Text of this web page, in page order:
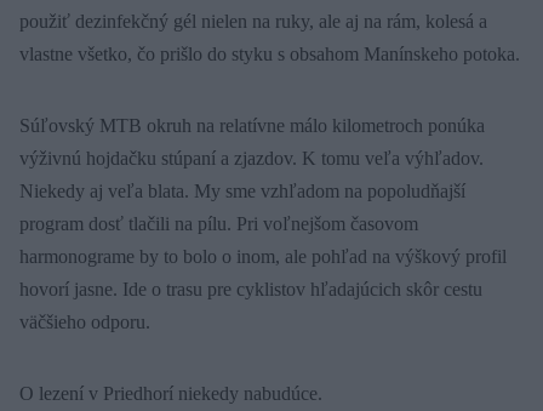
použiť dezinfekčný gél nielen na ruky, ale aj na rám, kolesá a
vlastne všetko, čo prišlo do styku s obsahom Manínskeho potoka.
Súľovský MTB okruh na relatívne málo kilometroch ponúka
výživnú hojdačku stúpaní a zjazdov. K tomu veľa výhľadov.
Niekedy aj veľa blata. My sme vzhľadom na popoludňajší
program dosť tlačili na pílu. Pri voľnejšom časovom
harmonograme by to bolo o inom, ale pohľad na výškový profil
hovorí jasne. Ide o trasu pre cyklistov hľadajúcich skôr cestu
väčšieho odporu.
O lezení v Priedhorí niekedy nabudúce.